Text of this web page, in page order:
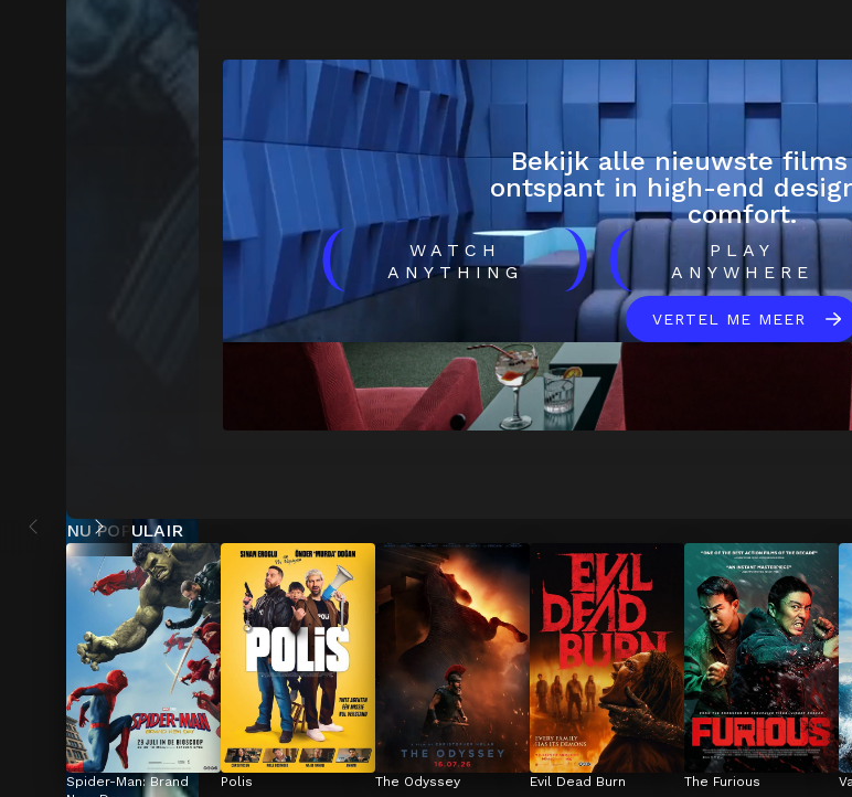
Bekijk alle nieuwste
ontspant in high-end
comfort.
(
WATCH
ANYTHING
)(
PLAY
ANYWHERE
VERTEL ME MEER
NU POPULAIR
Spider-Man: Brand
Polis The Odyssey Evil Dead Burn The Furious